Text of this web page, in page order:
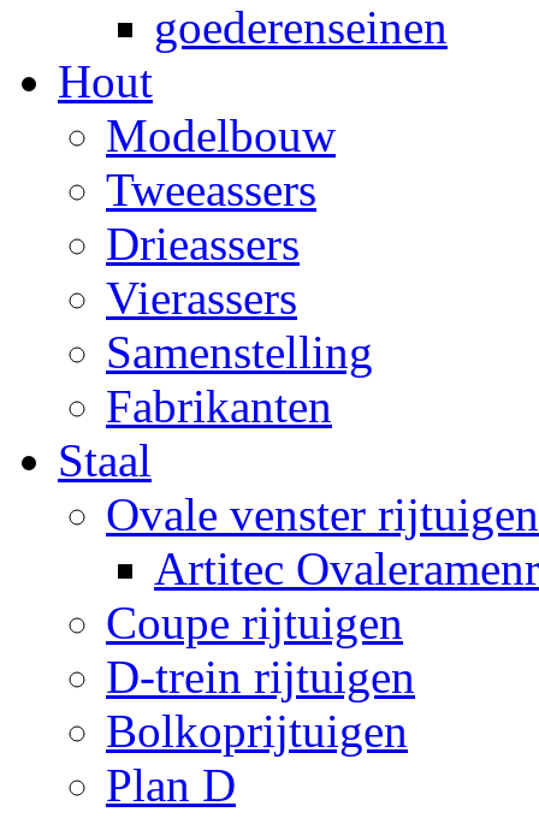
goederenseinen
Hout
Modelbouw
Tweeassers
Drieassers
Vierassers
Samenstelling
Fabrikanten
Staal
Ovale venster rijtuigen
Artitec
Coupe rijtuigen
D-trein rijtuigen
Bolkoprijtuigen
Plan D